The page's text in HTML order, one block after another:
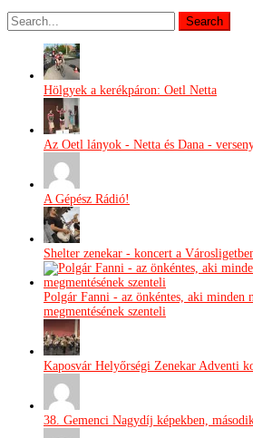
Hölgyek a kerékpáron: Oetl Netta
Az Oetl lányok - Netta és Dana -
A Gépész Rádió!
Shelter zenekar - koncert a
Polgár Fanni - az önkéntes, aki minden
megmentésének szenteli
Kaposvár Helyőrségi Zenekar Adventi
38. Gemenci Nagydíj képekben,